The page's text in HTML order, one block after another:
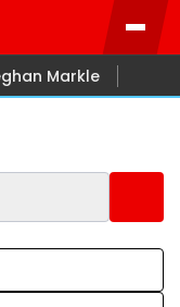
Markle